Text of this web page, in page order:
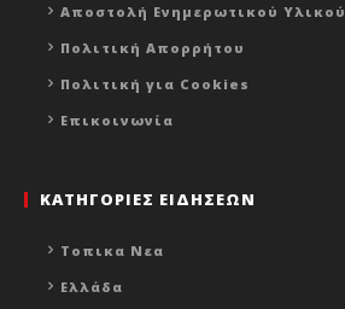
Αποστολή Ενημερωτικού Υλικού
Πολιτική Απορρήτου
Πολιτική για Cookies
Επικοινωνία
ΚΑΤΗΓΟΡΙΕΣ ΕΙΔΗΣΕΩΝ
Τοπικα Νεα
Ελλάδα